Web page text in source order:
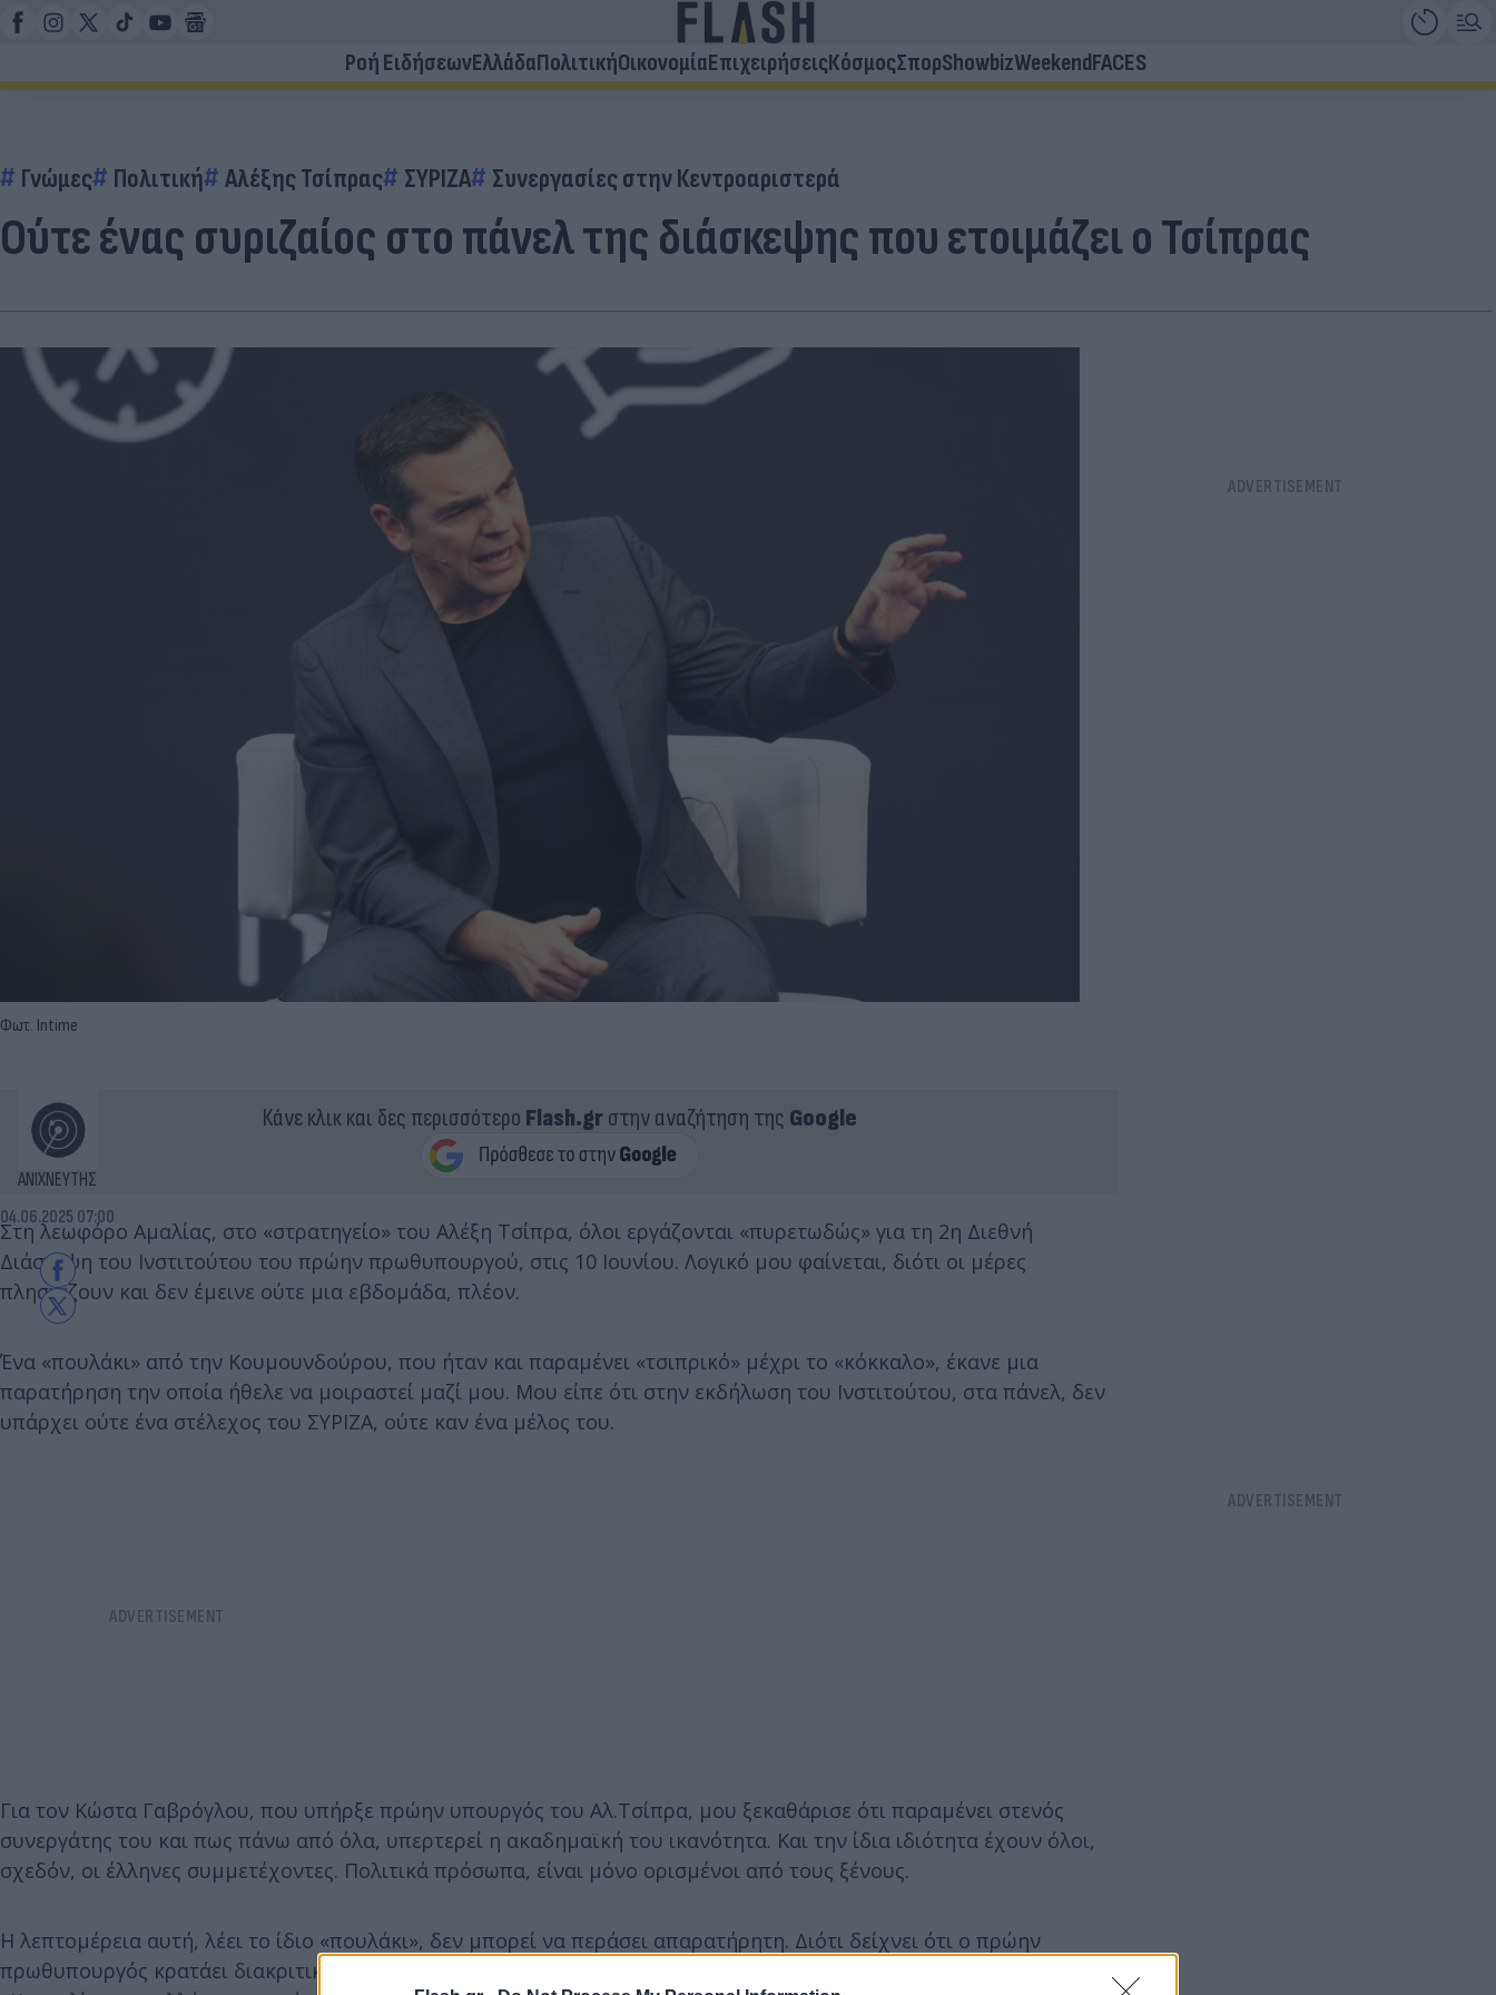
Ροή ΕιδήσεωνΕλλάδαΠολιτικήΟικονομίαΕπιχειρήσειςΚόσμοςΣπορShowbizWeekendFACES
Γνώμες Πολιτική Αλέξης Τσίπρας ΣΥΡΙΖΑ Συνεργασίες στην Κεντροαριστερά
Ούτε ένας συριζαίος στο πάνελ της διάσκεψης που ετοιμάζει ο Τσίπρας
Φωτ. Intime
ΑΝΙΧΝΕΥΤΗΣ
04.06.2025 07:00
Κάνε κλικ και δες περισσότερο Flash.grστην αναζήτηση της Google
Στη λεωφόρο Αμαλίας, στο «στρατηγείο» του Αλέξη Τσίπρα, όλοι εργάζονται «πυρετωδώς» για τη 2η Διεθνή
Διάσκεψη του Ινστιτούτου του πρώην πρωθυπουργού, στις 10 Ιουνίου. Λογικό μου φαίνεται, διότι οι μέρες
πλησιάζουν και δεν έμεινε ούτε μια εβδομάδα, πλέον.
Ένα «πουλάκι» από την Κουμουνδούρου, που ήταν και παραμένει «τσιπρικό» μέχρι το «κόκκαλο», έκανε μια
παρατήρηση την οποία ήθελε να μοιραστεί μαζί μου. Μου είπε ότι στην εκδήλωση του Ινστιτούτου, στα πάνελ, δεν
υπάρχει ούτε ένα στέλεχος του ΣΥΡΙΖΑ, ούτε καν ένα μέλος του.
Για τον Κώστα Γαβρόγλου, που υπήρξε πρώην υπουργός του Αλ.Τσίπρα, μου ξεκαθάρισε ότι παραμένει στενός
συνεργάτης του και πως πάνω από όλα, υπερτερεί η ακαδημαϊκή του ικανότητα. Και την ίδια ιδιότητα έχουν όλοι,
σχεδόν, οι έλληνες συμμετέχοντες. Πολιτικά πρόσωπα, είναι μόνο ορισμένοι από τους ξένους.
Η λεπτομέρεια αυτή, λέει το ίδιο «πουλάκι», δεν μπορεί να περάσει απαρατήρητη. Διότι δείχνει ότι ο πρώην
πρωθυπουργός κρατάει διακριτικές αποστάσεις, όχι μόνο από τον ΣΥΡΙΖΑ -που έχει ανοίξει επαφές με τους